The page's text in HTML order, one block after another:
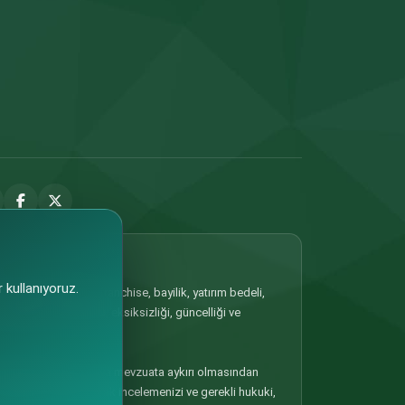
Portalda yer alan franchise, bayilik, yatırım bedeli,
bilgilerin doğruluğu, eksiksizliği, güncelliği ve
olmaması veya mevzuata aykırı olmasından
detaylı olarak incelemenizi ve gerekli hukuki,